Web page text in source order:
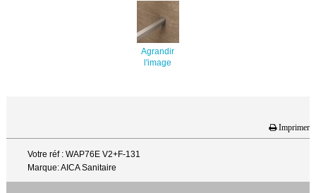
Agrandir
l'image
Imprimer
Votre réf : WAP76E V2+F-131
Marque: AICA Sanitaire